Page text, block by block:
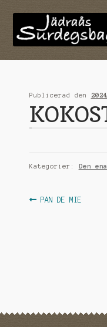
till
navigering
till
innehåll
Hem
Instruktioner
Om oss
Kontakt
Publicerad den
Kategorier: Den
Föregående
PAN DE MIE